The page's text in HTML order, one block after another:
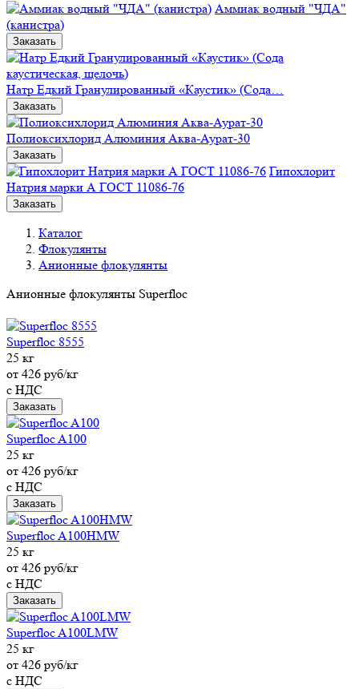
Аммиак водный "ЧДА"
(канистра)
Заказать
Натр Едкий Гранулированный «Каустик» (Сода…
Заказать
Полиоксихлорид Алюминия Аква-Аурат-30
Заказать
Гипохлорит
Натрия марки А ГОСТ 11086-76
Заказать
Каталог
Флокулянты
Анионные флокулянты
Анионные флокулянты Superfloc
Superfloc 8555
25 кг
от 426 руб/кг
с НДС
Заказать
Superfloc A100
25 кг
от 426 руб/кг
с НДС
Заказать
Superfloc A100HMW
25 кг
от 426 руб/кг
с НДС
Заказать
Superfloc A100LMW
25 кг
от 426 руб/кг
с НДС